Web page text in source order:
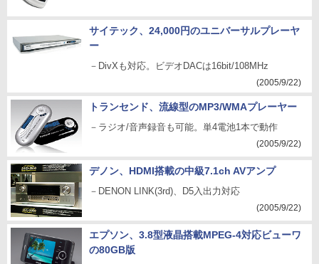
サイテック、24,000円のユニバーサルプレーヤ
ー
－DivXも対応。ビデオDACは16bit/108MHz
(2005/9/22)
トランセンド、流線型のMP3/WMAプレーヤー
－ラジオ/音声録音も可能。単4電池1本で動作
(2005/9/22)
デノン、HDMI搭載の中級7.1ch AVアンプ
－DENON LINK(3rd)、D5入出力対応
(2005/9/22)
エプソン、3.8型液晶搭載MPEG-4対応ビューワ
の80GB版